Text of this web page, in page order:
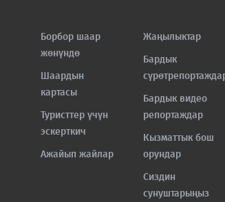
Борбор шаар
жөнүндө
Шаардын
картасы
Туристтер үчүн
эскерткич
Ажайып жайлар
Жаңылыктар
Бардык
Бардык видео
репортаждар
Кызматтык бош
орундар
Сиздин
сунуштарыңыз